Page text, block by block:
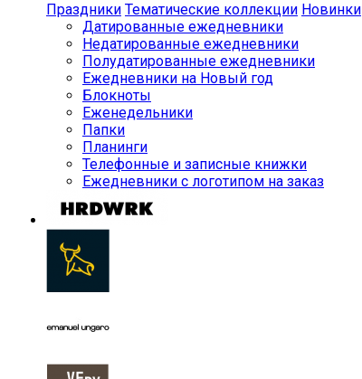
Праздники Тематические коллекции Новинки
Датированные ежедневники
Недатированные ежедневники
Полудатированные ежедневники
Ежедневники на Новый год
Блокноты
Еженедельники
Папки
Планинги
Телефонные и записные книжки
Ежедневники с логотипом на заказ